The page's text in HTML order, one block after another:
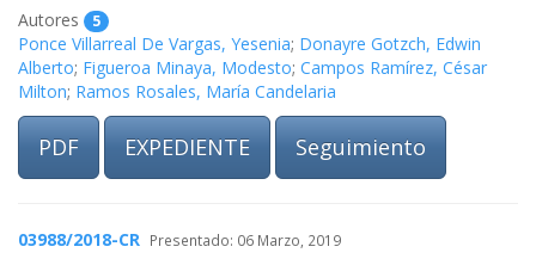
Autores 5
Ponce Villarreal De Vargas, Yesenia; Donayre Gotzch, Edwin
Alberto; Figueroa Minaya, Modesto; Campos Ramírez, César
Milton; Ramos Rosales, María Candelaria
PDF EXPEDIENTE Seguimiento
03988/2018-CR Presentado: 06 Marzo, 2019